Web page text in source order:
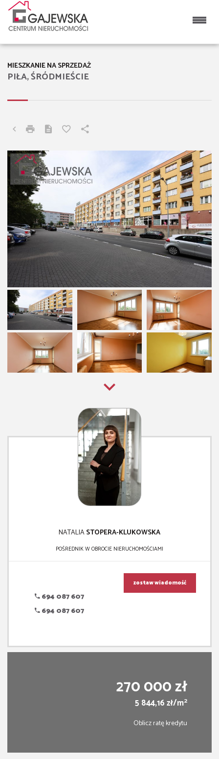
PIŁA, ŚRÓDMIEŚCIE
MIESZKANIE NA SPRZEDAŻ
NATALIASTOPERA-KLUKOWSKA
POŚREDNIK W OBROCIE NIERUCHOMOŚCIAMI
694 087 607
694 087 607
zostaw wiadomość
270 000 zł
5 844,16 zł/m2
Oblicz ratę kredytu